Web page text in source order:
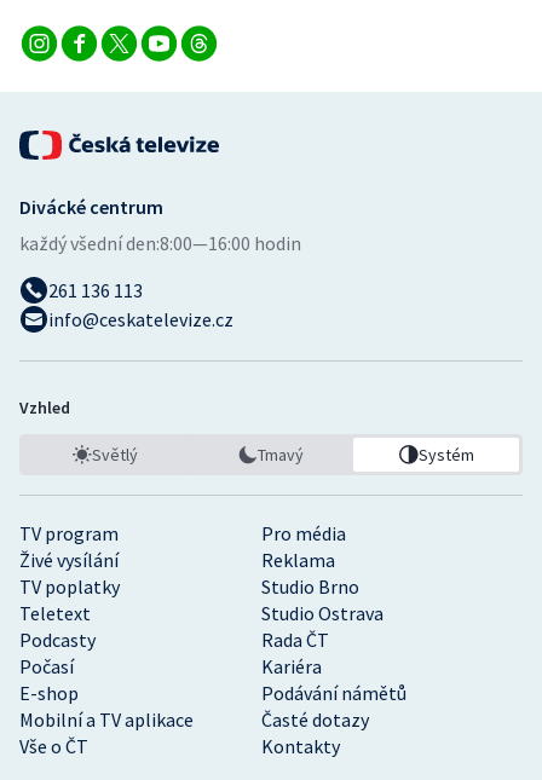
TV program
Pro média
Živé vysílání
Reklama
TV poplatky
Studio Brno
Teletext
Studio Ostrava
Podcasty
Rada ČT
Počasí
Kariéra
E-shop
Podávání námětů
Mobilní a TV aplikace
Časté dotazy
Vše o ČT
Kontakty
Divácké centrum
každý všední den:8:00—16:00 hodin
261 136 113
info@ceskatelevize.cz
Vzhled
Světlý Tmavý Systém